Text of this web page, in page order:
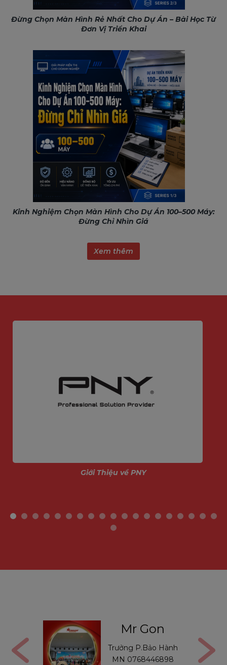
Đừng Chọn Màn Hình Rẻ Nhất Cho Dự Án – Bài Học Từ
Đơn Vị Triển Khai
Kinh Nghiệm Chọn Màn Hình Cho Dự Án 100–500 Máy:
Đừng Chỉ Nhìn Giá
Xem thêm
Giới Thiệu về PNY
Hành
Mr Thường
Trưởng P.Bảo Hành
MB 0971234540